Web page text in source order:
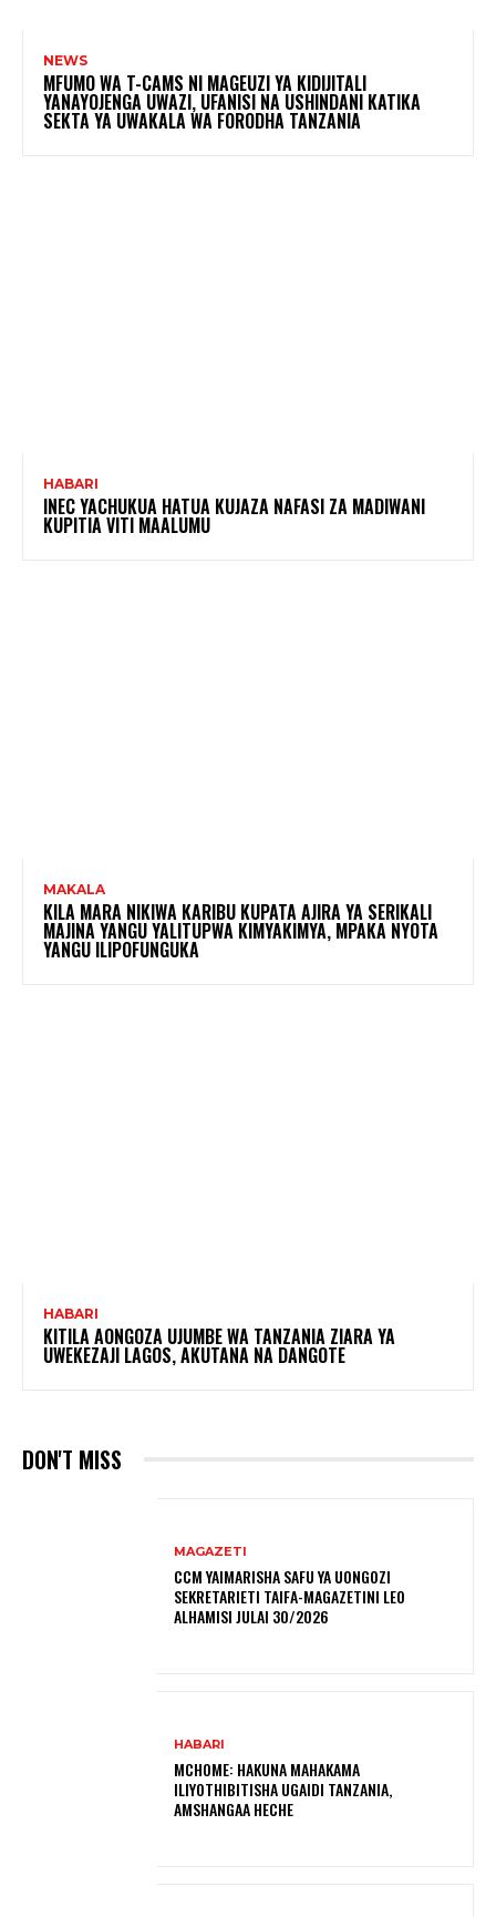
NEWS
MFUMO WA T-CAMS NI MAGEUZI YA KIDIJITALI
YANAYOJENGA UWAZI, UFANISI NA USHINDANI KATIKA
SEKTA YA UWAKALA WA FORODHA TANZANIA
HABARI
INEC YACHUKUA HATUA KUJAZA NAFASI ZA MADIWANI
KUPITIA VITI MAALUMU
MAKALA
KILA MARA NIKIWA KARIBU KUPATA AJIRA YA SERIKALI
MAJINA YANGU YALITUPWA KIMYAKIMYA, MPAKA NYOTA
YANGU ILIPOFUNGUKA
HABARI
KITILA AONGOZA UJUMBE WA TANZANIA ZIARA YA
UWEKEZAJI LAGOS, AKUTANA NA DANGOTE
DON'T MISS
MAGAZETI
CCM YAIMARISHA SAFU YA UONGOZI
SEKRETARIETI TAIFA-MAGAZETINI LEO
ALHAMISI JULAI 30/2026
HABARI
MCHOME: HAKUNA MAHAKAMA
ILIYOTHIBITISHA UGAIDI TANZANIA,
AMSHANGAA HECHE